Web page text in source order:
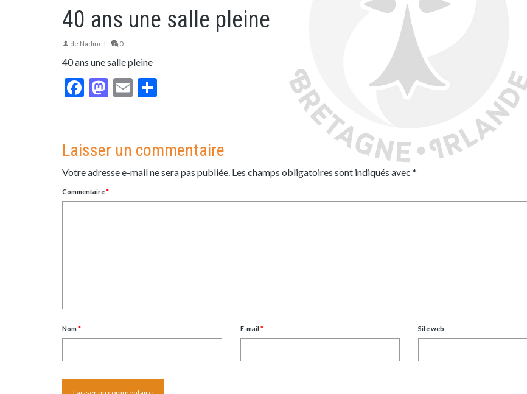
40 ans une salle pleine
de Nadine 0
40 ans une salle pleine
Facebook
Mastodon
Email
Laisser un commentaire
Votre adresse e-mail ne sera pas publiée. Les champs obligatoires sont indiqués avec *
Commentaire*
Nom* E-mail * Site web